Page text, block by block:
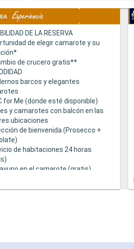
DE LA RESERVA
de elegir camarote y su
de crucero gratis**
barcos y elegantes
for Me (donde esté disponible)
y camarotes con balcón en las
ubicaciones
de bienvenida (Prosecco +
de habitaciones 24 horas
en el camarote (gratis)
de reservar la selección de